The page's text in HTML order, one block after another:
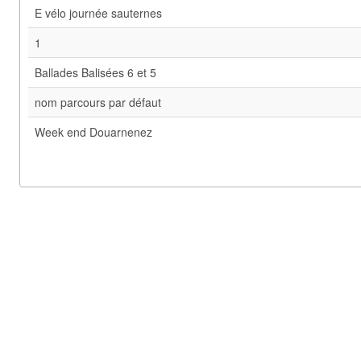
E vélo journée sauternes
1
Ballades Balisées 6 et 5
nom parcours par défaut
Week end Douarnenez